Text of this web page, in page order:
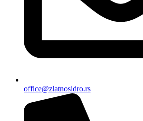
office@zlatnosidro.rs